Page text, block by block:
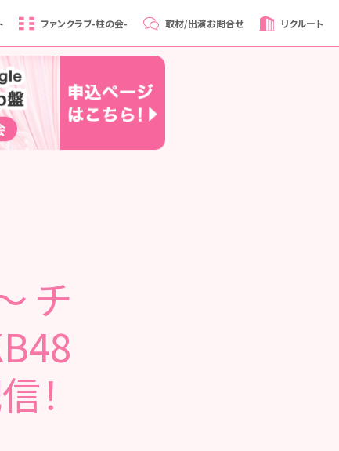
ファンクラブ-柱の会- 取材/出演お問合せ リクルート
チ
！